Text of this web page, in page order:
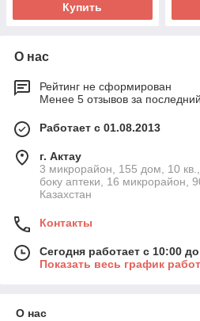
Купить
О нас
Рейтинг не сформирован
Менее 5 отзывов за
Работает с 01.08.2013
г. Актау
3 микрорайон, 155 дом, 10
боку аптеки, 16 микрорайон,
Казахстан
Контакты
Сегодня работает с 10:00
Показать весь график
О нас